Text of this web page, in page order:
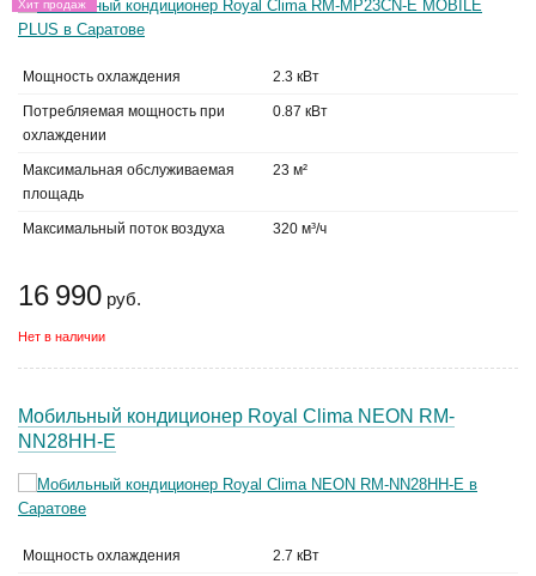
Хит продаж
Мощность охлаждения 2.3 кВт
Потребляемая мощность при
охлаждении
0.87 кВт
Максимальная обслуживаемая
площадь
23 м²
Максимальный поток воздуха 320 м³/ч
16 990 руб.
Нет в наличии
Мобильный кондиционер Royal Clima NEON RM-
NN28HH-E
Мощность охлаждения 2.7 кВт